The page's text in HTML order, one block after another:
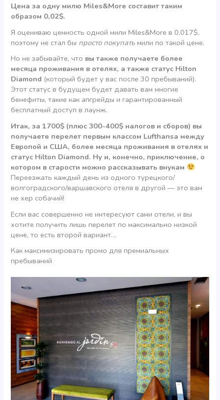
Цена за одну милю Miles&More составит таким
образом 0,02$.
Я оцениваю ценность одной мили Miles&More в 0,017$,
поэтому не стал бы просто покупать мили по такой цене.
Но не забывайте, что вы также получаете более
месяца проживания в отелях, а также статус Hilton
Diamond (который будет у вас после 30 пребываний).
Этот статус в будущем будет давать вам многие
бенефиты, такие как апгрейды и гарантированный
бесплатный доступ в лаунж.
Итак, за 1700$ (плюс 300-400$ налогов и сборов) вы
получаете перелет первым классом Lufthansa между
Европой и США, более месяца проживания в отелях и
статус Hilton Diamond. Ну и, конечно, приключение, о
котором в старости можно рассказывать внукам
Переезжать каждый день из одного турецкого/
волгоградского/варшавского отеля в другой — это вам
не хер собачий!
Если вас совершенно не интересуют сами отели, и вы
хотите получить лишь перелет по максимально низкой
цене, то есть второй вариант…
Как максимизировать промо для премиальных
пребываний